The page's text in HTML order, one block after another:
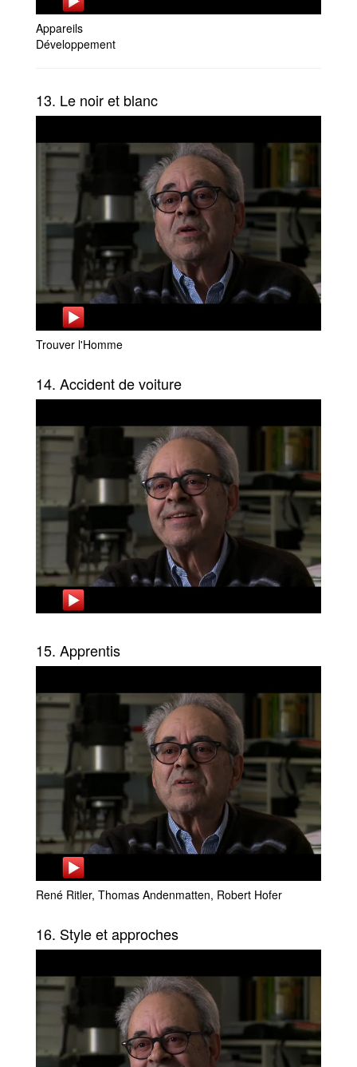
Appareils
Développement
13. Le noir et blanc
Trouver l'Homme
14. Accident de voiture
15. Apprentis
René Ritler, Thomas Andenmatten, Robert Hofer
16. Style et approches